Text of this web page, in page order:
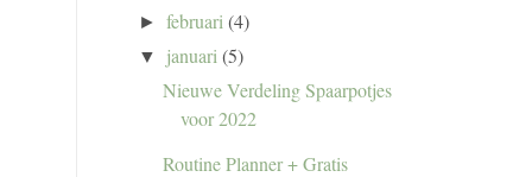
►februari (4)
▼ januari (5)
Nieuwe Verdeling Spaarpotjes
voor 2022
Routine Planner + Gratis